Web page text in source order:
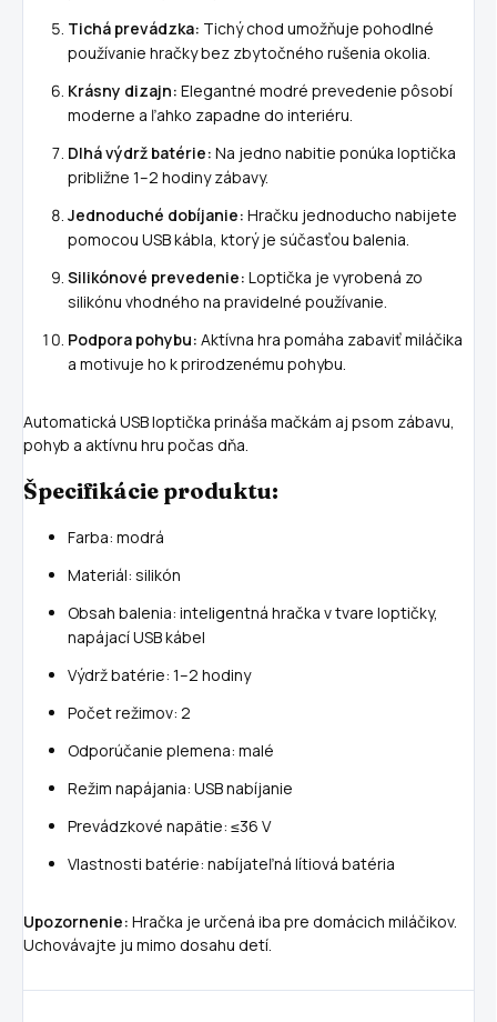
Tichá prevádzka: Tichý chod umožňuje pohodlné
používanie hračky bez zbytočného rušenia okolia.
Krásny dizajn: Elegantné modré prevedenie pôsobí
moderne a ľahko zapadne do interiéru.
Dlhá výdrž batérie: Na jedno nabitie ponúka loptička
približne 1–2 hodiny zábavy.
Jednoduché dobíjanie: Hračku jednoducho nabijete
pomocou USB kábla, ktorý je súčasťou balenia.
Silikónové prevedenie: Loptička je vyrobená zo
silikónu vhodného na pravidelné používanie.
Podpora pohybu: Aktívna hra pomáha zabaviť miláčika
a motivuje ho k prirodzenému pohybu.
Automatická USB loptička prináša mačkám aj psom zábavu,
pohyb a aktívnu hru počas dňa.
Špecifikácie produktu:
Farba: modrá
Materiál: silikón
Obsah balenia: inteligentná hračka v tvare loptičky,
napájací USB kábel
Výdrž batérie: 1–2 hodiny
Počet režimov: 2
Odporúčanie plemena: malé
Režim napájania: USB nabíjanie
Prevádzkové napätie: ≤36 V
Vlastnosti batérie: nabíjateľná lítiová batéria
Upozornenie: Hračka je určená iba pre domácich miláčikov.
Uchovávajte ju mimo dosahu detí.